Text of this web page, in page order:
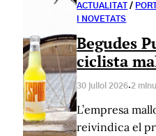
ACTUALITAT /
I NOVETATS
Begudes
ciclista
30 juliol 2026·2
L’empresa
reivindica el